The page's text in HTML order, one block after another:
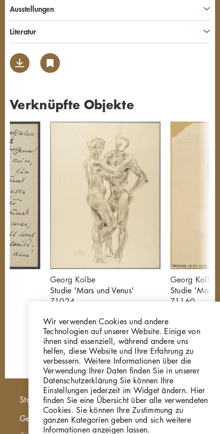
Ausstellungen
Literatur
Verknüpfte Objekte
Georg Kolbe
Studie 'Mars und Venus'
Z1024
Georg Kolbe
Studie 'Mars
Z1160
Hauptnavigation
Startseite
Georg Kolbe Museum
Wir verwenden Cookies und andere
Technologien auf unserer Website. Einige von
ihnen sind essenziell, während andere uns
helfen, diese Website und Ihre Erfahrung zu
verbessern. Weitere Informationen über die
Verwendung Ihrer Daten finden Sie in unserer
Datenschutzerklärung Sie können Ihre
Einstellungen jederzeit im Widget ändern. Hier
finden Sie eine Übersicht über alle verwendeten
Cookies. Sie können Ihre Zustimmung zu
ganzen Kategorien geben und sich weitere
Informationen anzeigen lassen.